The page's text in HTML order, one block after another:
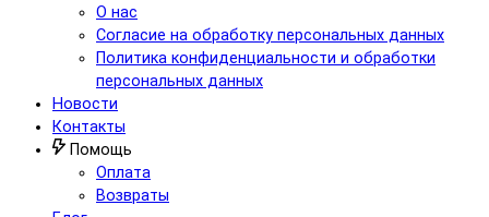
О нас
Согласие на обработку персональных данных
Политика конфиденциальности и обработки
персональных данных
Новости
Контакты
Помощь
Оплата
Возвраты